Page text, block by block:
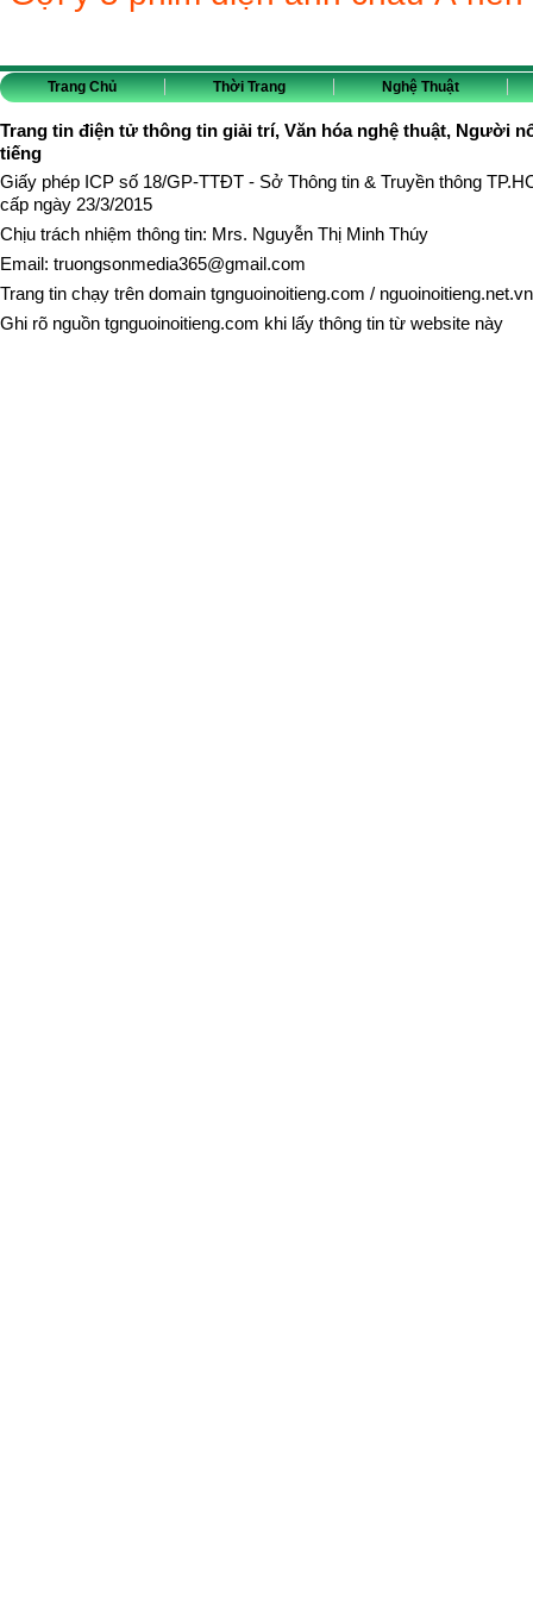
Trang Chủ Thời Trang Nghệ Thuật
Trang tin điện tử thông tin giải trí, Văn hóa nghệ thuật, Người
tiếng
Giấy phép ICP số 18/GP-TTĐT - Sở Thông tin & Truyền thông
cấp ngày 23/3/2015
Chịu trách nhiệm thông tin: Mrs. Nguyễn Thị Minh Thúy
Email: truongsonmedia365@gmail.com
Trang tin chạy trên domain tgnguoinoitieng.com / nguoinoitieng.net.vn
Ghi rõ nguồn tgnguoinoitieng.com khi lấy thông tin từ website này